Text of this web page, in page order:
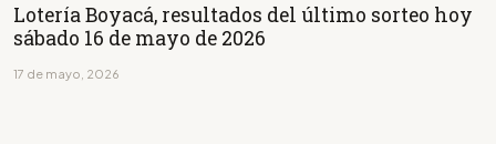
Lotería Boyacá, resultados del último sorteo hoy
sábado 16 de mayo de 2026
17 de mayo, 2026